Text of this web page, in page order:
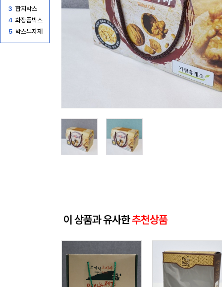
3 합지박스
4 화장품박스
5 박스부자재
이 상품과 유사한추천상품